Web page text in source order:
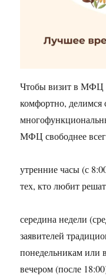
Чтобы визит в МФЦ
комфортно, делимся
МФЦ свободнее
утренние часы (с
тех, кто любит
середина недели
заявителей
понедельникам или
вечером (после